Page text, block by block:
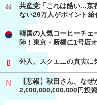
共産党「これは酷い…京
ない29万人がポイント給
韓国の人気コーヒーチェ
陸！東京・新橋に1号店
外人、スクエニの真実に
【悲報】秋田さん、な
2,000,000,000,000円投